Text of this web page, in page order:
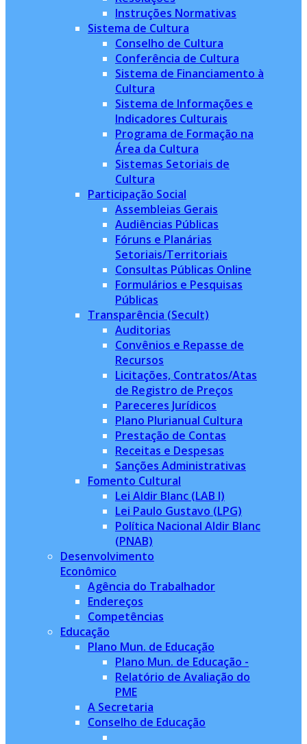
Instruções Normativas
Sistema de Cultura
Conselho de Cultura
Conferência de Cultura
Sistema de Financiamento à
Cultura
Sistema de Informações e
Indicadores Culturais
Programa de Formação na
Área da Cultura
Sistemas Setoriais de
Cultura
Participação Social
Assembleias Gerais
Audiências Públicas
Fóruns e Planárias
Setoriais/Territoriais
Consultas Públicas Online
Formulários e Pesquisas
Públicas
Transparência (Secult)
Auditorias
Convênios e Repasse de
Recursos
Licitações, Contratos/Atas
de Registro de Preços
Pareceres Jurídicos
Plano Plurianual Cultura
Prestação de Contas
Receitas e Despesas
Sanções Administrativas
Fomento Cultural
Lei Aldir Blanc (LAB I)
Lei Paulo Gustavo (LPG)
Política Nacional Aldir Blanc
(PNAB)
Desenvolvimento
Econômico
Agência do Trabalhador
Endereços
Competências
Educação
Plano Mun. de Educação
Plano Mun. de Educação -
Relatório de Avaliação do
PME
A Secretaria
Conselho de Educação